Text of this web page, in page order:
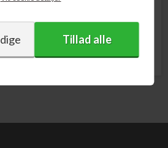
DKK 126,00